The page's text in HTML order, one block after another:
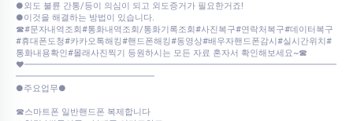
●외도 불륜 간통/등이 의심이 되고 외도증거가 필요한거죠!
●이것을 해결하는 방법이 있습니다.
☎#문자내역조회#통화내역조회/통화기록조회#사진복구#연락처복구#데이터복구
#휴대폰도청#카카오톡해킹#핸드폰해킹#동영상#배우자핸드폰감시#실시간위치#
통화내용확인#몰래사진찍기 등원하시는 모든 자료 혼자서 확인해보세요~☎
♥━━━━━━━━━━━━━━━━━━━━━━━━━━━━━━━━━━━━
━━━━━━━━━━━━━━━━
●주요업무●
☎스마트폰 일반핸드폰 복제합니다